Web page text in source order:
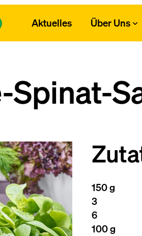
Aktuelles Über Uns
Spinat-
150 g
3
6
100 g